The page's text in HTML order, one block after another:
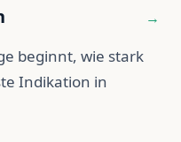
beginnt, wie stark
Indikation in
→